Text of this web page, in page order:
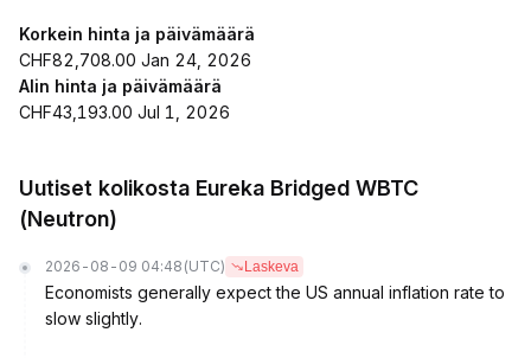
Korkein hinta ja päivämäärä
CHF82,708.00 Jan 24, 2026
Alin hinta ja päivämäärä
CHF43,193.00 Jul 1, 2026
Uutiset kolikosta Eureka Bridged WBTC
(Neutron)
2026-08-09 04:48 (UTC) Laskeva
Economists generally expect the US annual inflation rate to
slow slightly.